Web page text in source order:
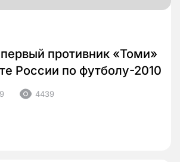
противник «Томи»
России по футболу-2010
4439